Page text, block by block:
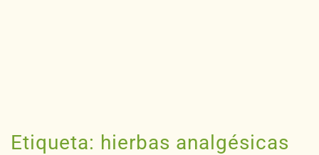
Etiqueta: hierbas analgésicas